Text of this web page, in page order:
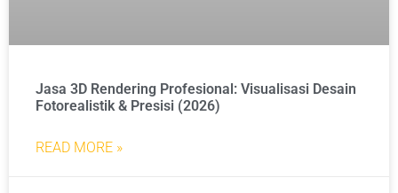
Jasa 3D Rendering Profesional: Visualisasi Desain
Fotorealistik & Presisi (2026)
READ MORE »